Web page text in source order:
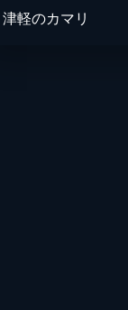
津軽のカマリ